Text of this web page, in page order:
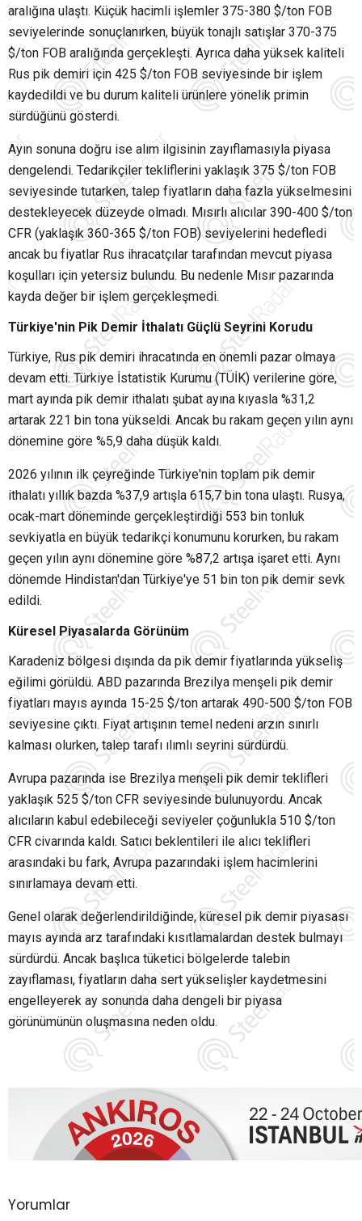
aralığına ulaştı. Küçük hacimli işlemler 375-380 $/ton FOB
seviyelerinde sonuçlanırken, büyük tonajlı satışlar 370-375
$/ton FOB aralığında gerçekleşti. Ayrıca daha yüksek kaliteli
Rus pik demiri için 425 $/ton FOB seviyesinde bir işlem
kaydedildi ve bu durum kaliteli ürünlere yönelik primin
sürdüğünü gösterdi.
Ayın sonuna doğru ise alım ilgisinin zayıflamasıyla piyasa
dengelendi. Tedarikçiler tekliflerini yaklaşık 375 $/ton FOB
seviyesinde tutarken, talep fiyatların daha fazla yükselmesini
destekleyecek düzeyde olmadı. Mısırlı alıcılar 390-400 $/ton
CFR (yaklaşık 360-365 $/ton FOB) seviyelerini hedefledi
ancak bu fiyatlar Rus ihracatçılar tarafından mevcut piyasa
koşulları için yetersiz bulundu. Bu nedenle Mısır pazarında
kayda değer bir işlem gerçekleşmedi.
Türkiye'nin Pik Demir İthalatı Güçlü Seyrini Korudu
Türkiye, Rus pik demiri ihracatında en önemli pazar olmaya
devam etti. Türkiye İstatistik Kurumu (TÜİK) verilerine göre,
mart ayında pik demir ithalatı şubat ayına kıyasla %31,2
artarak 221 bin tona yükseldi. Ancak bu rakam geçen yılın aynı
dönemine göre %5,9 daha düşük kaldı.
2026 yılının ilk çeyreğinde Türkiye'nin toplam pik demir
ithalatı yıllık bazda %37,9 artışla 615,7 bin tona ulaştı. Rusya,
ocak-mart döneminde gerçekleştirdiği 553 bin tonluk
sevkiyatla en büyük tedarikçi konumunu korurken, bu rakam
geçen yılın aynı dönemine göre %87,2 artışa işaret etti. Aynı
dönemde Hindistan'dan Türkiye'ye 51 bin ton pik demir sevk
edildi.
Küresel Piyasalarda Görünüm
Karadeniz bölgesi dışında da pik demir fiyatlarında yükseliş
eğilimi görüldü. ABD pazarında Brezilya menşeli pik demir
fiyatları mayıs ayında 15-25 $/ton artarak 490-500 $/ton FOB
seviyesine çıktı. Fiyat artışının temel nedeni arzın sınırlı
kalması olurken, talep tarafı ılımlı seyrini sürdürdü.
Avrupa pazarında ise Brezilya menşeli pik demir teklifleri
yaklaşık 525 $/ton CFR seviyesinde bulunuyordu. Ancak
alıcıların kabul edebileceği seviyeler çoğunlukla 510 $/ton
CFR civarında kaldı. Satıcı beklentileri ile alıcı teklifleri
arasındaki bu fark, Avrupa pazarındaki işlem hacimlerini
sınırlamaya devam etti.
Genel olarak değerlendirildiğinde, küresel pik demir piyasası
mayıs ayında arz tarafındaki kısıtlamalardan destek bulmayı
sürdürdü. Ancak başlıca tüketici bölgelerde talebin
zayıflaması, fiyatların daha sert yükselişler kaydetmesini
engelleyerek ay sonunda daha dengeli bir piyasa
görünümünün oluşmasına neden oldu.
Yorumlar